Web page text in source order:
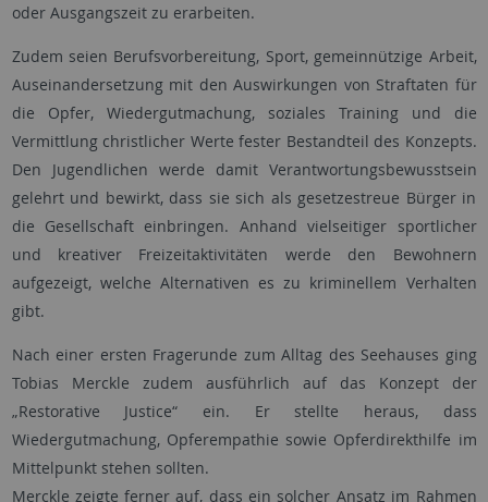
oder Ausgangszeit zu erarbeiten.
Zudem seien Berufsvorbereitung, Sport, gemeinnützige Arbeit,
Auseinandersetzung mit den Auswirkungen von Straftaten für
die Opfer, Wiedergutmachung, soziales Training und die
Vermittlung christlicher Werte fester Bestandteil des Konzepts.
Den Jugendlichen werde damit Verantwortungsbewusstsein
gelehrt und bewirkt, dass sie sich als gesetzestreue Bürger in
die Gesellschaft einbringen. Anhand vielseitiger sportlicher
und kreativer Freizeitaktivitäten werde den Bewohnern
aufgezeigt, welche Alternativen es zu kriminellem Verhalten
gibt.
Nach einer ersten Fragerunde zum Alltag des Seehauses ging
Tobias Merckle zudem ausführlich auf das Konzept der
„Restorative Justice“ ein. Er stellte heraus, dass
Wiedergutmachung, Opferempathie sowie Opferdirekthilfe im
Mittelpunkt stehen sollten.
Merckle zeigte ferner auf, dass ein solcher Ansatz im Rahmen